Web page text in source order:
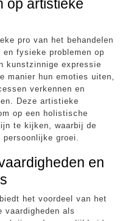
op artistieke
pro van het behandelen
fysieke problemen op
kunstzinnige expressie
manier hun emoties uiten,
verkennen en
Deze artistieke
op een holistische
te kijken, waarbij de
groei.
en
het voordeel van het
vaardigheden als